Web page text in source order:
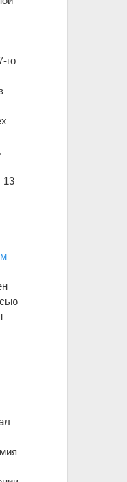
го
.
13